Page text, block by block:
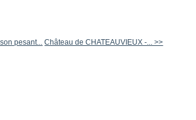
pesant... Château de CHATEAUVIEUX -... >>